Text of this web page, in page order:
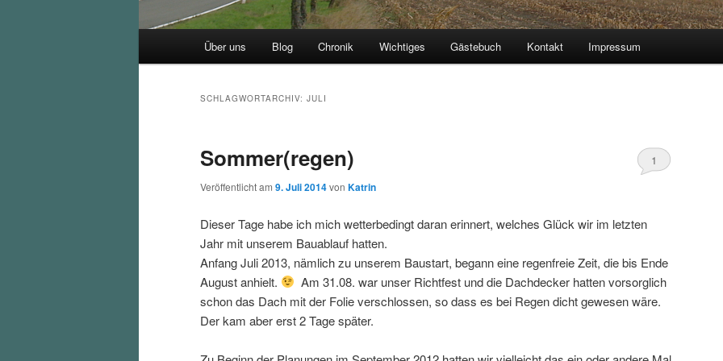
Über uns Blog Chronik Wichtiges Gästebuch Kontakt Impressum
SCHLAGWORTARCHIV: JULI
Sommer(regen)
Veröffentlicht am 9. Juli 2014von Katrin
1
Dieser Tage habe ich mich wetterbedingt daran erinnert, welches Glück wir im letzten
Jahr mit unserem Bauablauf hatten.
Anfang Juli 2013, nämlich zu unserem Baustart, begann eine regenfreie Zeit, die bis Ende
August anhielt.
Am 31.08. war unser Richtfest und die Dachdecker hatten vorsorglich
schon das Dach mit der Folie verschlossen, so dass es bei Regen dicht gewesen wäre.
Der kam aber erst 2 Tage später.